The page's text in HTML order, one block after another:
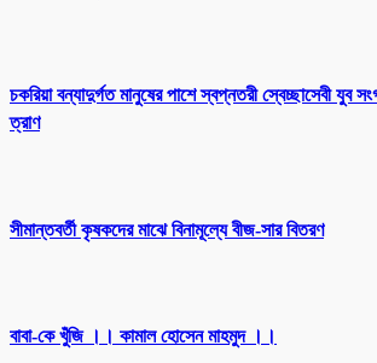
চকরিয়া বন্যাদুর্গত মানুষের পাশে স্বপ্নতরী স্বেচ্ছাসেবী যুব
ত্রাণ
সীমান্তবর্তী কৃষকদের মাঝে বিনামূল্যে বীজ-সার বিতরণ
বাবা-কে খুঁজি ।। কামাল হোসেন মাহমুদ ।।